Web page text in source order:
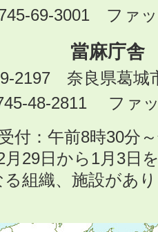
69-3001 ファ
當麻庁舎
2197 奈良県葛城
48-2811 ファ
付：午前8時30分
月29日から1月3日
組織、施設があ